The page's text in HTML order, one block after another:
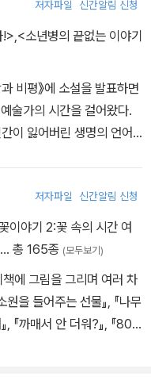
저자파일 신간알림 신청
!>,<소년병의 끝없는 이야기
비평》에 소설을 발표하면
술가의 시간을 걸어왔다.
이 잃어버린 생명의 언어
운 복수』, 『서울 사는 외계
양이가 기른 다람쥐』가 고1
간 집오리』를 비롯하여 1
저자파일 신간알림 신청
이야기 2:꽃 속의 시간 여
… 총 165종 (모두보기)
에 그림을 그리며 여러 차
을 들어주는 선물』, 『나무
, 『까매서 안 더워?』, 『80